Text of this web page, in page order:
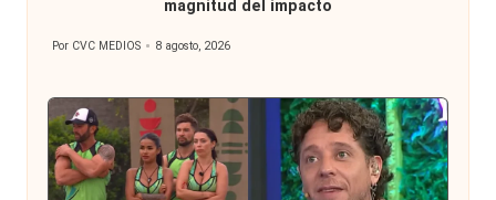
magnitud del impacto
Publicado
Por CVC MEDIOS 8 agosto, 2026